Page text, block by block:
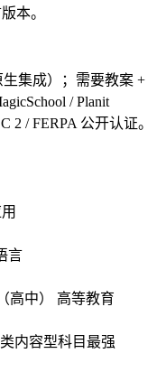
本。
生集成）；需要教案 +
/ Planit
2 / FERPA 公开认证。
言
高中） 高等教育
内容型科目最强